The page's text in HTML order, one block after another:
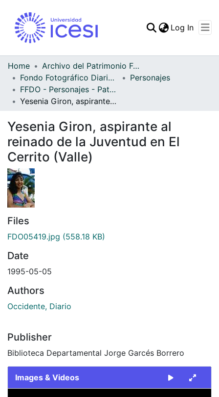
Statistics
Log In
Home
Archivo del Patrimonio Fotográfico y Fílmico del Valle del Cauca
Fondo Fotográfico Diario Occidente
Personajes
FFDO - Personajes - Patrimonial
Yesenia Giron, aspirante al reinado de la Juventud en El Cerrito (Valle)
Yesenia Giron, aspirante al
reinado de la Juventud en El
Cerrito (Valle)
Files
FDO05419.jpg (558.18 KB)
Date
1995-05-05
Authors
Occidente, Diario
Publisher
Biblioteca Departamental Jorge Garcés Borrero
Images & Videos